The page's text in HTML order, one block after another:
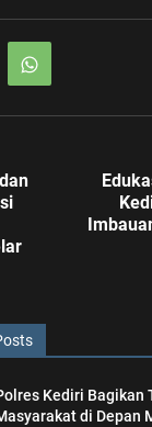
Kediri Bagikan
di Depan